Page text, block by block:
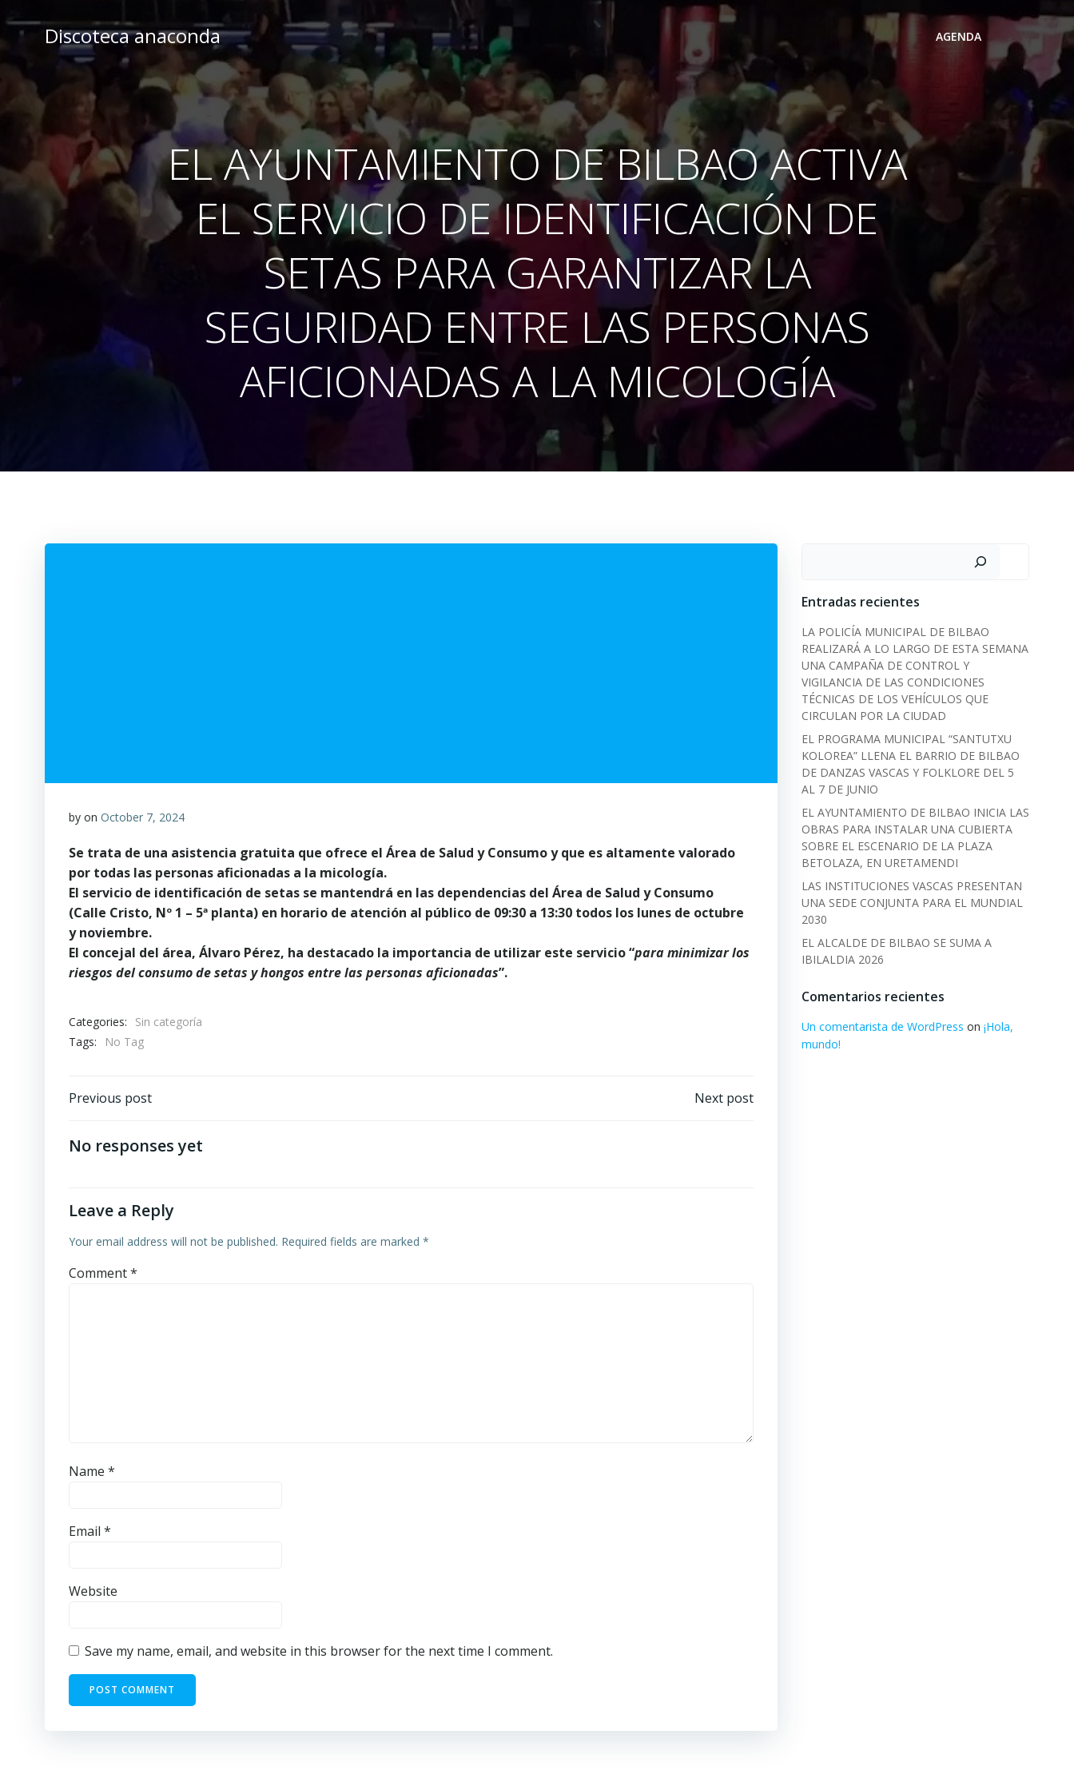
to
Discoteca anaconda AGENDA
EL AYUNTAMIENTO DE BILBAO ACTIVA
EL SERVICIO DE IDENTIFICACIÓN DE
SETAS PARA GARANTIZAR LA
SEGURIDAD ENTRE LAS PERSONAS
AFICIONADAS A LA MICOLOGÍA
by on October 7, 2024
Se trata de una asistencia gratuita que ofrece el Área de Salud y Consumo y que es altamente valorado
por todas las personas aficionadas a la micología.
El servicio de identificación de setas se mantendrá en las dependencias del Área de Salud y Consumo
(Calle Cristo, Nº 1 – 5ª planta) en horario de atención al público de 09:30 a 13:30 todos los lunes de octubre
y noviembre.
El concejal del área, Álvaro Pérez, ha destacado la importancia de utilizar este servicio “para minimizar los
riesgos del consumo de setas y hongos entre las personas aficionadas”.
Categories:
Sin categoría
Tags:
No Tag
Post
navigation
Previous post Next post
No responses yet
Leave a Reply
Your email address will not be published. Required fields are marked *
Comment*
Name *
Email *
Website
Save my name, email, and website in this browser for the next time I comment.
Entradas recientes
LA POLICÍA MUNICIPAL DE BILBAO
REALIZARÁ A LO LARGO DE ESTA SEMANA
UNA CAMPAÑA DE CONTROL Y
VIGILANCIA DE LAS CONDICIONES
TÉCNICAS DE LOS VEHÍCULOS QUE
CIRCULAN POR LA CIUDAD
EL PROGRAMA MUNICIPAL “SANTUTXU
KOLOREA” LLENA EL BARRIO DE BILBAO
DE DANZAS VASCAS Y FOLKLORE DEL 5
AL 7 DE JUNIO
EL AYUNTAMIENTO DE BILBAO INICIA LAS
OBRAS PARA INSTALAR UNA CUBIERTA
SOBRE EL ESCENARIO DE LA PLAZA
BETOLAZA, EN URETAMENDI
LAS INSTITUCIONES VASCAS PRESENTAN
UNA SEDE CONJUNTA PARA EL MUNDIAL
2030
EL ALCALDE DE BILBAO SE SUMA A
IBILALDIA 2026
Comentarios recientes
Un comentarista de WordPress on ¡Hola,
mundo!